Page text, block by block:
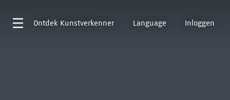
Ontdek Kunstverkenner Language Inloggen